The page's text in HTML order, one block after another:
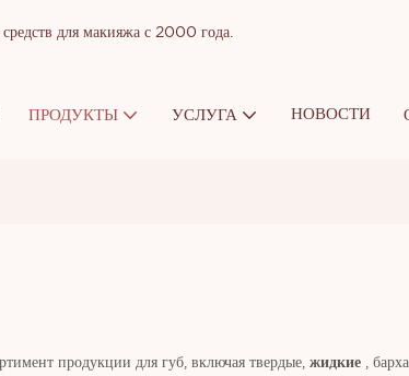
для макияжа с 2000 года.
ПРОДУКТЫ УСЛУГА НОВОСТИ
продукции для губ, включая твердые,жидкие ,